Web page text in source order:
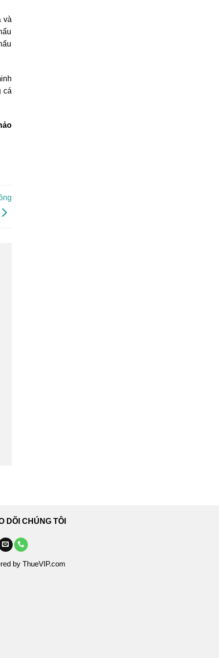
và
cá
DÕI CHÚNG TÔI
by ThueVIP.com